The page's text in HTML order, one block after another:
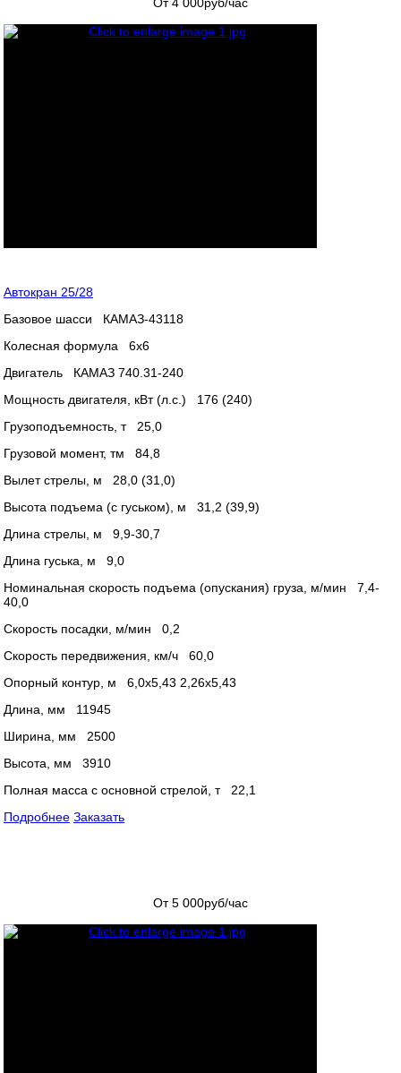
Автокран 25/28
Базовое шасси КАМАЗ-43118
Колесная формула 6х6
Двигатель КАМАЗ 740.31-240
Мощность двигателя, кВт (л.с.) 176 (240)
Грузоподъемность, т 25,0
Грузовой момент, тм 84,8
Вылет стрелы, м 28,0 (31,0)
Высота подъема (с гуськом), м 31,2 (39,9)
Длина стрелы, м 9,9-30,7
Длина гуська, м 9,0
Номинальная скорость подъема (опускания) груза, м/мин 7,4-
40,0
Скорость посадки, м/мин 0,2
Скорость передвижения, км/ч 60,0
Опорный контур, м 6,0х5,43 2,26х5,43
Длина, мм 11945
Ширина, мм 2500
Высота, мм 3910
Полная масса с основной стрелой, т 22,1
Подробнее Заказать
От 5 000руб/час